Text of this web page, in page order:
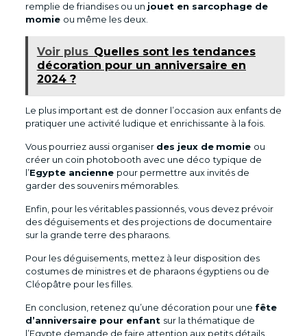
remplie de friandises ou un jouet en sarcophage de
momie ou même les deux.
Voir plus Quelles sont les tendances
décoration pour un anniversaire en
2024 ?
Le plus important est de donner l’occasion aux enfants de
pratiquer une activité ludique et enrichissante à la fois.
Vous pourriez aussi organiser des jeux de momie ou
créer un coin photobooth avec une déco typique de
l’Egypte ancienne pour permettre aux invités de
garder des souvenirs mémorables.
Enfin, pour les véritables passionnés, vous devez prévoir
des déguisements et des projections de documentaire
sur la grande terre des pharaons.
Pour les déguisements, mettez à leur disposition des
costumes de ministres et de pharaons égyptiens ou de
Cléopâtre pour les filles.
En conclusion, retenez qu’une décoration pour une fête
d’anniversaire pour enfant sur la thématique de
l’Egypte demande de faire attention aux petits détails.